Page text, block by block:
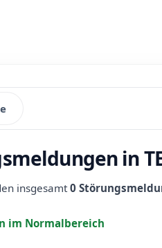
in
insgesamt0
im Normalbereich